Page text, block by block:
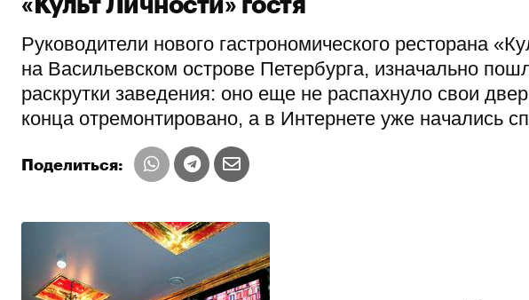
«Культ Личности» гостя
Руководители нового гастрономического ресторана
на Васильевском острове Петербурга, изначально
раскрутки заведения: оно еще не распахнуло свои
конца отремонтировано, а в Интернете уже начались
Поделиться: